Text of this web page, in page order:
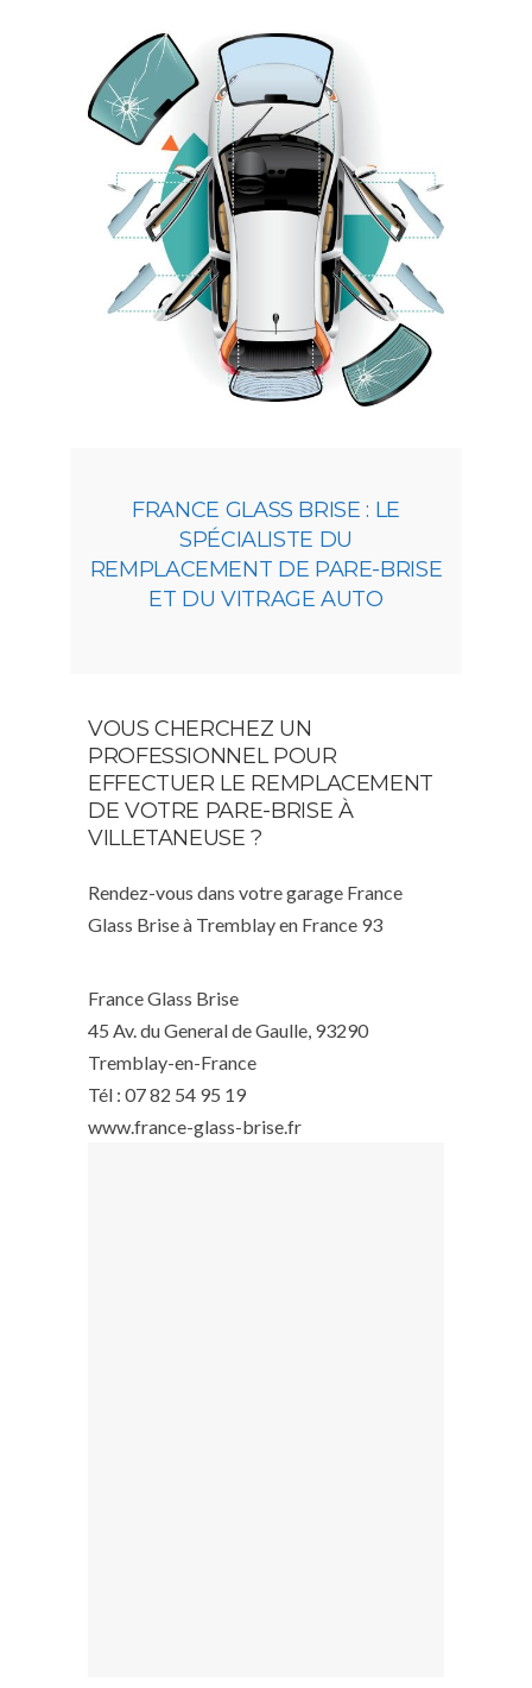
FRANCE GLASS BRISE : LE
SPÉCIALISTE DU
REMPLACEMENT DE PARE-BRISE
ET DU VITRAGE AUTO
VOUS CHERCHEZ UN
PROFESSIONNEL POUR
EFFECTUER LE REMPLACEMENT
DE VOTRE PARE-BRISE À
VILLETANEUSE ?
Rendez-vous dans votre garage France
Glass Brise à Tremblay en France 93
France Glass Brise
45 Av. du General de Gaulle, 93290
Tremblay-en-France
Tél : 07 82 54 95 19
www.france-glass-brise.fr